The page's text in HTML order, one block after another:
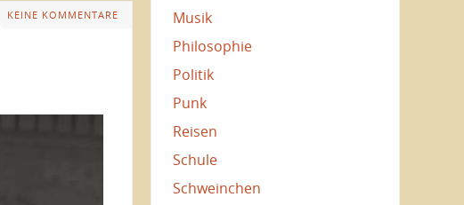
KEINE KOMMENTARE
Musik
Philosophie
Politik
Punk
Reisen
Schule
Schweinchen